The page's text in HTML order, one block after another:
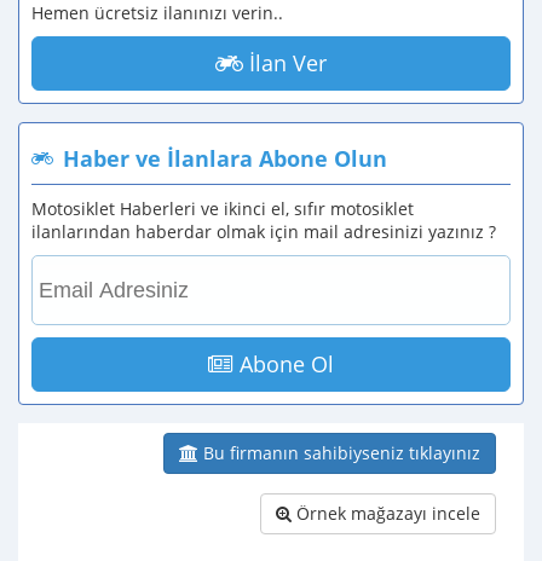
Hemen ücretsiz ilanınızı verin..
İlan Ver
Haber ve İlanlara Abone Olun
Motosiklet Haberleri ve ikinci el, sıfır motosiklet
ilanlarından haberdar olmak için mail adresinizi yazınız ?
Abone Ol
Bu firmanın sahibiyseniz tıklayınız
Örnek mağazayı incele